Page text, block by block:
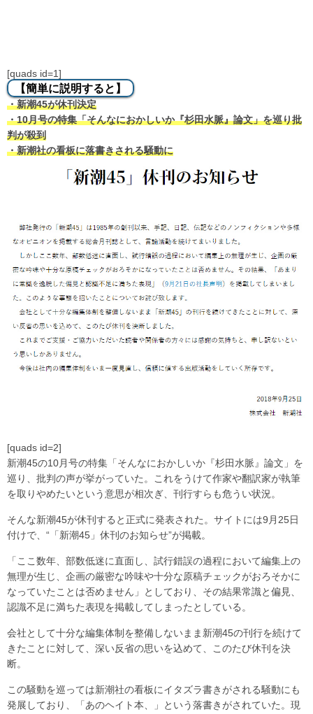
[quads id=1]
【簡単に説明すると】
・新潮45が休刊決定
・10月号の特集「そんなにおかしいか『杉田水脈』論文」を巡り批
判が殺到
・新潮社の看板に落書きされる騒動に
[quads id=2]
新潮45の10月号の特集「そんなにおかしいか『杉田水脈』論文」を
巡り、批判の声が挙がっていた。これをうけて作家や翻訳家が執筆
を取りやめたいという意思が相次ぎ、刊行すらも危うい状況。
そんな新潮45が休刊すると正式に発表された。サイトには9月25日
付けで、“「新潮45」休刊のお知らせ”が掲載。
「ここ数年、部数低迷に直面し、試行錯誤の過程において編集上の
無理が生じ、企画の厳密な吟味や十分な原稿チェックがおろそかに
なっていたことは否めません」としており、その結果常識と偏見、
認識不足に満ちた表現を掲載してしまったとしている。
会社として十分な編集体制を整備しないまま新潮45の刊行を続けて
きたことに対して、深い反省の思いを込めて、このたび休刊を決
断。
この騒動を巡っては新潮社の看板にイタズラ書きがされる騒動にも
発展しており、「あのヘイト本、」という落書きがされていた。現